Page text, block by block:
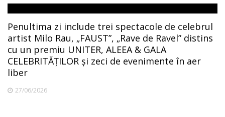
Penultima zi include trei spectacole de celebrul
artist Milo Rau, „FAUST”, „Rave de Ravel” distins
cu un premiu UNITER, ALEEA & GALA
CELEBRITĂȚILOR și zeci de evenimente în aer
liber
27/06/2026